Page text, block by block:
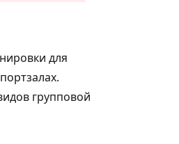
для
групповой